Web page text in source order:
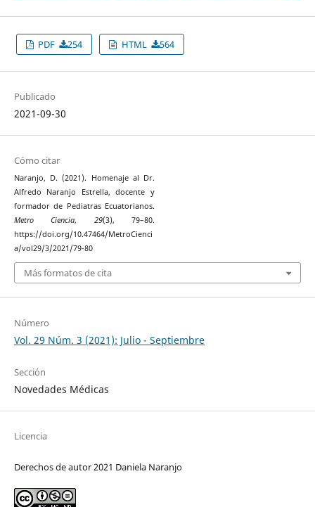
PDF 254 HTML 564
Publicado
2021-09-30
Cómo citar
Naranjo, D. (2021). Homenaje al Dr.
Alfredo Naranjo Estrella, docente y
formador de Pediatras Ecuatorianos.
Metro Ciencia, 29(3), 79–80.
https://doi.org/10.47464/MetroCienci
a/vol29/3/2021/79-80
Más formatos de cita
Número
Vol. 29 Núm. 3 (2021): Julio - Septiembre
Sección
Novedades Médicas
Licencia
Derechos de autor 2021 Daniela Naranjo